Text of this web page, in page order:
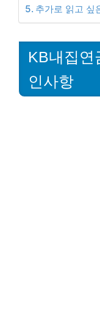
추가로 읽고 싶
KB내집연
인사항